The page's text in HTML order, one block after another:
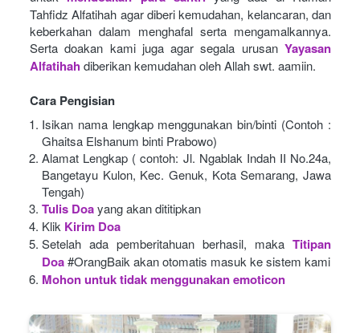
Tahfidz Alfatihah agar diberi kemudahan, kelancaran, dan
keberkahan dalam menghafal serta mengamalkannya.
Serta doakan kami juga agar segala urusan Yayasan
Alfatihah diberikan kemudahan oleh Allah swt. aamiin.
Cara Pengisian
Isikan nama lengkap menggunakan bin/binti (Contoh :
Ghaitsa Elshanum binti Prabowo)
Alamat Lengkap ( contoh: Jl. Ngablak Indah II No.24a,
Bangetayu Kulon, Kec. Genuk, Kota Semarang, Jawa
Tengah)
Tulis Doayang akan dititipkan
Klik Kirim Doa
Setelah ada pemberitahuan berhasil, maka Titipan
Doa#OrangBaik akan otomatis masuk ke sistem kami
Mohon untuk tidak menggunakan emoticon